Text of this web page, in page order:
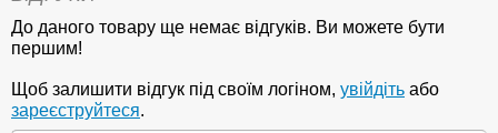
До даного товару ще немає відгуків. Ви можете бути
першим!
Щоб залишити відгук під своїм логіном, увійдіть або
зареєструйтеся.